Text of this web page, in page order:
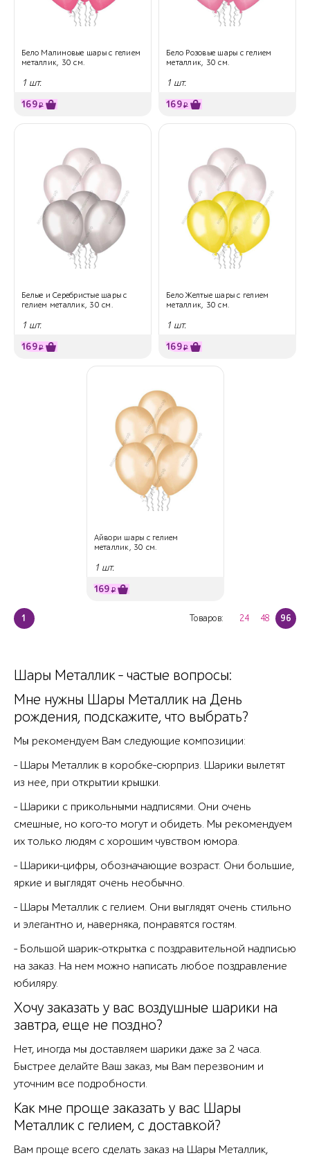
Бело Малиновые шары с гелием
металлик, 30 см.
1 шт.
169₽
Бело Розовые шары с гелием
металлик, 30 см.
1 шт.
169₽
Белые и Серебристые шары с
гелием металлик, 30 см.
1 шт.
169₽
Бело Желтые шары с гелием
металлик, 30 см.
1 шт.
169₽
Айвори шары с гелием
металлик, 30 см.
1 шт.
169 ₽
1 Товаров: 24 48 96
Шары Металлик - частые вопросы:
Мне нужны Шары Металлик на День
рождения, подскажите, что выбрать?
Мы рекомендуем Вам следующие композиции:
- Шары Металлик в коробке-сюрприз. Шарики вылетят
из нее, при открытии крышки.
- Шарики с прикольными надписями. Они очень
смешные, но кого-то могут и обидеть. Мы рекомендуем
их только людям с хорошим чувством юмора.
- Шарики-цифры, обозначающие возраст. Они большие,
яркие и выглядят очень необычно.
- Шары Металлик с гелием. Они выглядят очень стильно
и элегантно и, наверняка, понравятся гостям.
- Большой шарик-открытка с поздравительной надписью
на заказ. На нем можно написать любое поздравление
юбиляру.
Хочу заказать у вас воздушные шарики на
завтра, еще не поздно?
Нет, иногда мы доставляем шарики даже за 2 часа.
Быстрее делайте Ваш заказ, мы Вам перезвоним и
уточним все подробности.
Как мне проще заказать у вас Шары
Металлик с гелием, с доставкой?
Вам проще всего сделать заказ на Шары Металлик,